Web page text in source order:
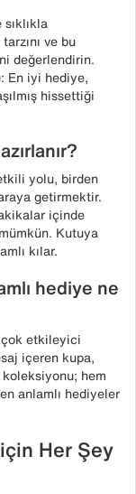
ve bu
değerlendirin.
En iyi hediye,
hissettiği
yolu, birden
getirmektir.
içinde
Kutuya
kılar.
hediye ne
etkileyici
içeren kupa,
hem
anlamlı hediyeler
Her Şey